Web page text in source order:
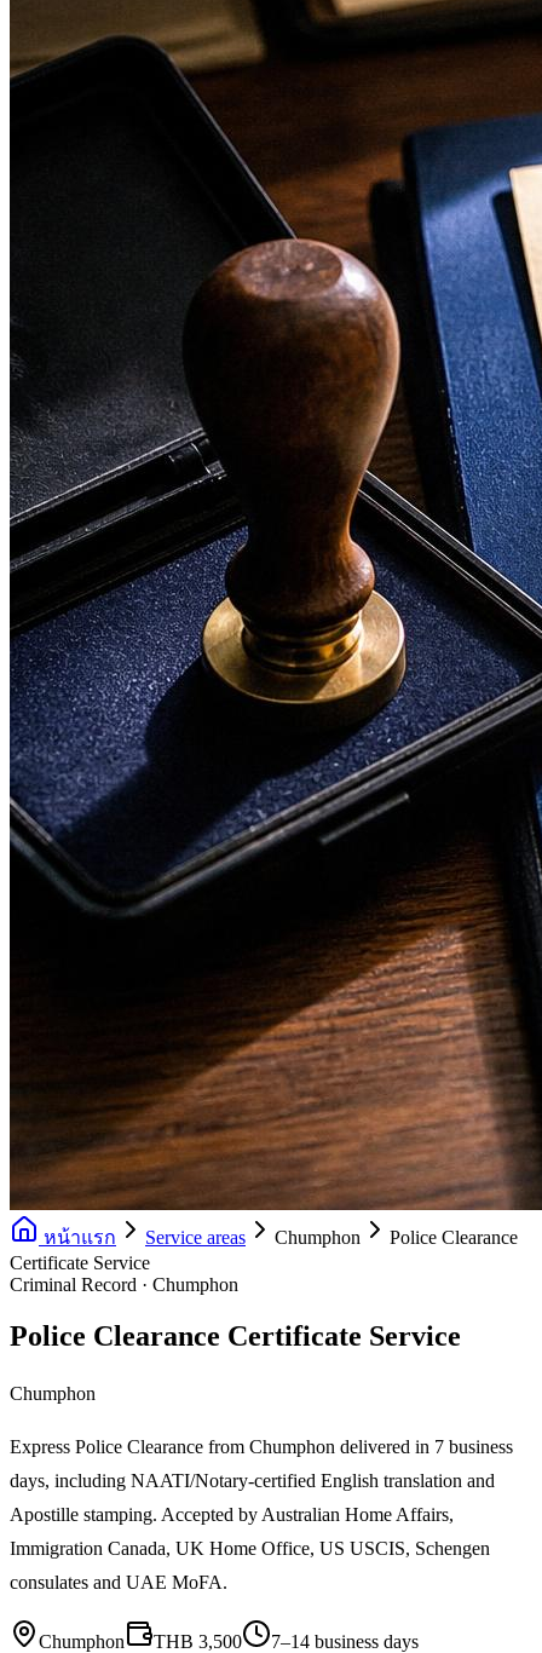
หน้าแรก Service areas Chumphon
Police Clearance
Certificate Service
Criminal Record · Chumphon
Police Clearance Certificate Service
Chumphon
Express Police Clearance from Chumphon delivered in 7 business
days, including NAATI/Notary-certified English translation and
Apostille stamping. Accepted by Australian Home Affairs,
Immigration Canada, UK Home Office, US USCIS, Schengen
consulates and UAE MoFA.
Chumphon THB 3,500 7–14 business days